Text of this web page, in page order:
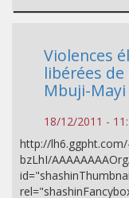
Violences
libérées
Mbuji-Mayi
18/12/2011 -
http://
bzLhI/